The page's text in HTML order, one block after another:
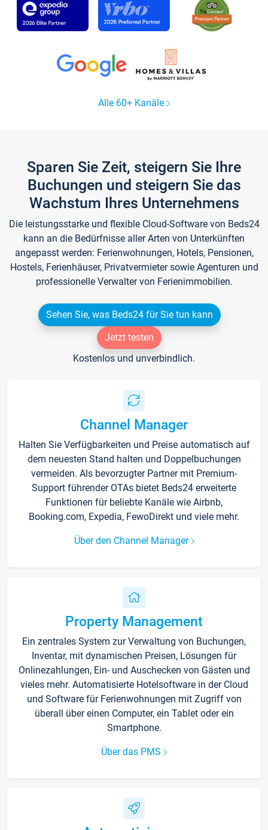
Alle 60+ Kanäle
Sparen Sie Zeit, steigern Sie Ihre
Buchungen und steigern Sie das
Wachstum Ihres Unternehmens
Die leistungsstarke und flexible Cloud-Software von Beds24
kann an die Bedürfnisse aller Arten von Unterkünften
angepasst werden: Ferienwohnungen, Hotels, Pensionen,
Hostels, Ferienhäuser, Privatvermieter sowie Agenturen und
professionelle Verwalter von Ferienimmobilien.
Sehen Sie, was Beds24 für Sie tun kann
Jetzt testen
Kostenlos und unverbindlich.
Channel Manager
Halten Sie Verfügbarkeiten und Preise automatisch auf
dem neuesten Stand halten und Doppelbuchungen
vermeiden. Als bevorzugter Partner mit Premium-
Support führender OTAs bietet Beds24 erweiterte
Funktionen für beliebte Kanäle wie Airbnb,
Booking.com, Expedia, FewoDirekt und viele mehr.
Über den Channel Manager
Property Management
Ein zentrales System zur Verwaltung von Buchungen,
Inventar, mit dynamischen Preisen, Lösungen für
Onlinezahlungen, Ein- und Auschecken von Gästen und
vieles mehr. Automatisierte Hotelsoftware in der Cloud
und Software für Ferienwohnungen mit Zugriff von
überall über einen Computer, ein Tablet oder ein
Smartphone.
Über das PMS